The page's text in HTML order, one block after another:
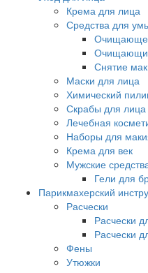
Крема для лица
Средства для
Снятие
Маски для лица
Химический
Скрабы для лица
Лечебная
Наборы для
Крема для век
Мужские
Гели для
Парикмахерский
Расчески
Расчески
Расчески
Фены
Утюжки